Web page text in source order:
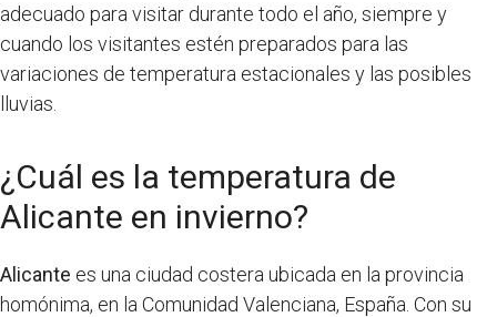
adecuado para visitar durante todo el año, siempre y
cuando los visitantes estén preparados para las
variaciones de temperatura estacionales y las posibles
lluvias.
¿Cuál es la temperatura de
Alicante en invierno?
Alicante es una ciudad costera ubicada en la provincia
homónima, en la Comunidad Valenciana, España. Con su